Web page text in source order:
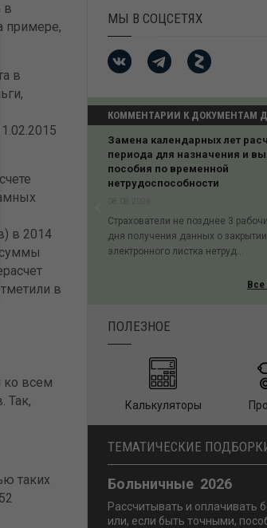
в
примере,
в
в 2014
суммы
в
ко всем
Так,
таких
МЫ В СОЦСЕТЯХ
КОММЕНТАРИИ К ДОКУМЕНТАМ
лет расчетного
и выплаты
3 рабочих дней со
о закрытии
УСН и продажа
04.08.2026
АС Восточно-Сибирского
Все
ПОЛЕЗНОЕ
Калькуляторы
ТЕМАТИЧЕСКИЕ
Больничные 2026
Рассчитывать и оплачивать
или, если быть точными,